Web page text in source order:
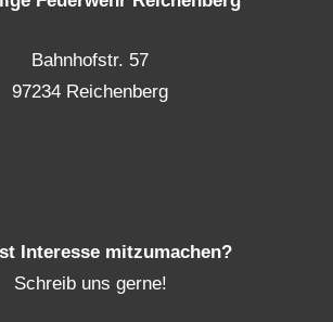
Bahnhofstr. 57
97234 Reichenberg
Interesse mitzumachen?
Schreib uns gerne!